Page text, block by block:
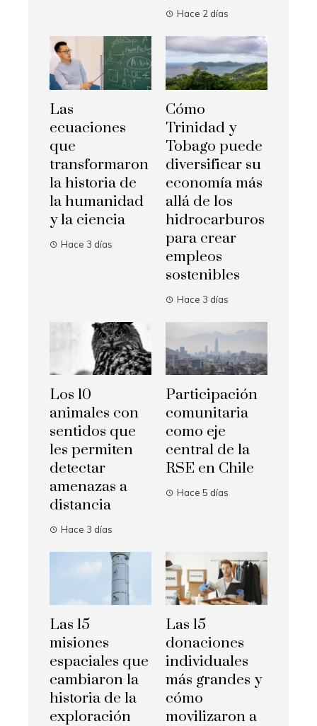
Hace 2 días
Las
ecuaciones
que
transformaron
la historia de
la humanidad
y la ciencia
Hace 3 días
Cómo
Trinidad y
Tobago puede
diversificar su
economía más
allá de los
hidrocarburos
para crear
empleos
sostenibles
Hace 3 días
Los 10
animales con
sentidos que
les permiten
detectar
amenazas a
distancia
Hace 3 días
Participación
comunitaria
como eje
central de la
RSE en Chile
Hace 5 días
Las 15
misiones
espaciales que
cambiaron la
historia de la
exploración
Las 15
donaciones
individuales
más grandes y
cómo
movilizaron a